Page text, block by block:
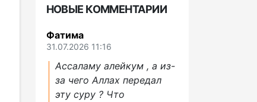
НОВЫЕ КОММЕНТАРИИ
Фатима
31.07.2026 11:16
Ассаламу алейкум , а из-
за чего Аллах передал
эту суру ? Что